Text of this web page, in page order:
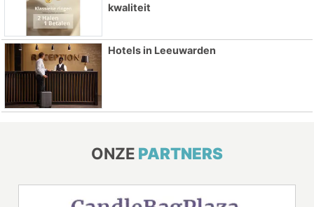
kwaliteit
Hotels in Leeuwarden
ONZE PARTNERS